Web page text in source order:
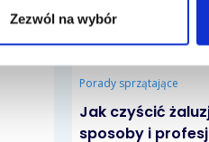
Zezwól na wybór
Porady sprzątające
Jak czyścić
sposoby i